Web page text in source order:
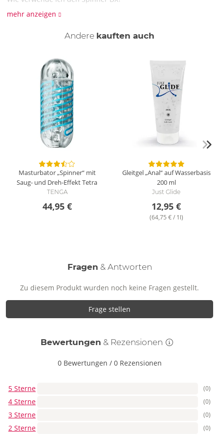
Der Spinner ist spielend leicht anwendbar: Wasserbasiertes
Gleitgel auf den Penis, rein in den Spinner und los geht dein
rhythmischer Handjob!
Der Masturbator Spinner sieht richtig cool aus und sorgt für
ganz heiße Gefühle. Denn sein reizstrukturiertes Inlett dreht
sich bei jedem Rein und Raus spiralförmig um dein bestes
Stück und sorgt für fest umklammernde, saugend-lutschende
Gefühle wie beim besten Blowjob. Genieße deinen Handjob
allein oder zu zweit!
Wie wird der Spinner DX gereinigt?
Zur Reinigung und besonderen Pflege empfehlen wir einen
das umgedrehte Gehäuse gesetzt.
5,9 cm x 5,9 cm x 14 cm. Ø dehnbar.
TPE, ABS, PC.
mehr anzeigen
Andere kauften auch
Masturbator „Spinner“ mit
Saug- und Dreh-EffektTetra
TENGA
44,95 €
Gleitgel „Anal“ auf Wasserbasis
200 ml
Just Glide
12,95 €
(64,75 € / 1l)
Fragen & Antworten
Zu diesem Produkt wurden noch keine Fragen gestellt.
Frage stellen
Bewertungen & Rezensionen
0 Bewertungen / 0 Rezensionen
5 Sterne (0)
4 Sterne (0)
3 Sterne (0)
2 Sterne (0)